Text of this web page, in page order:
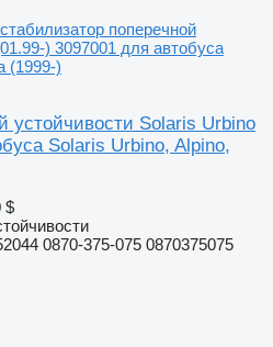
стабилизатор поперечной
) 3097001 для автобуса
(1999-)
устойчивости Solaris Urbino
Solaris Urbino, Alpino,
$
0870-375-075 0870375075